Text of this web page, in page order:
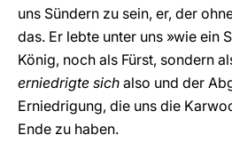
uns Sündern zu sein, er, der
das. Er lebte unter uns »wie ein
König, noch als Fürst, sondern
erniedrigte sich also und der
Erniedrigung, die uns die
Ende zu haben.